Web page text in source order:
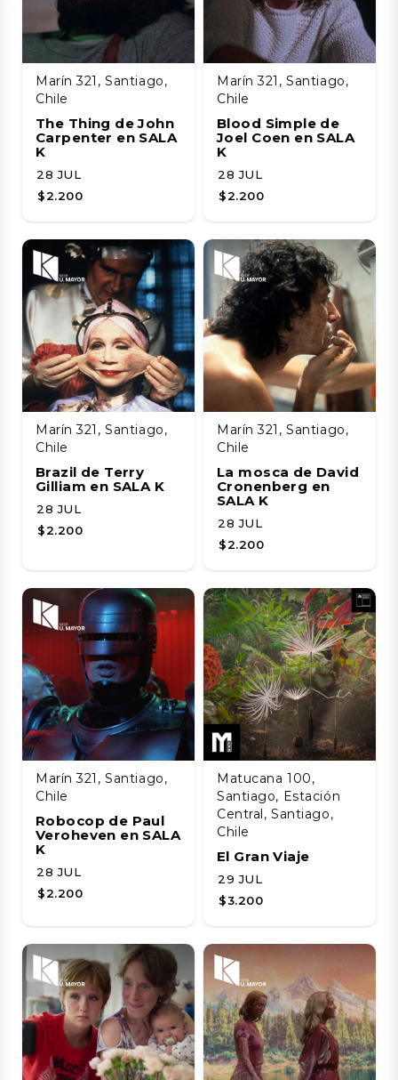
Marín 321, Santiago,
Chile
The Thing de John
Carpenter en SALA
K
28 JUL
$2.200
Marín 321, Santiago,
Chile
Blood Simple de
Joel Coen en SALA
K
28 JUL
$2.200
Marín 321, Santiago,
Chile
Brazil de Terry
Gilliam en SALA K
28 JUL
$2.200
Marín 321, Santiago,
Chile
La mosca de David
Cronenberg en
SALA K
28 JUL
$2.200
Marín 321, Santiago,
Chile
Robocop de Paul
Veroheven en SALA
K
28 JUL
$2.200
Matucana 100,
Santiago, Estación
Central, Santiago,
Chile
El Gran Viaje
29 JUL
$3.200